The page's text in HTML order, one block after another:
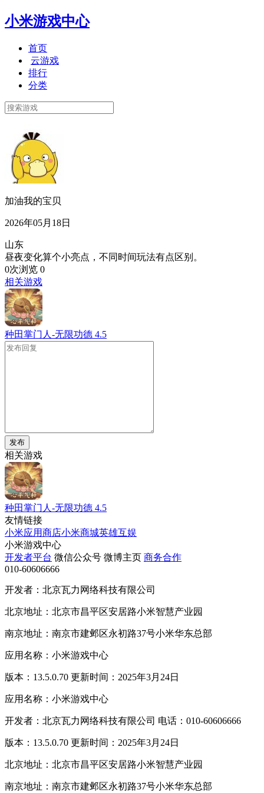
小米游戏中心
首页
云游戏
排行
分类
加油我的宝贝
2026年05月18日
山东
昼夜变化算个小亮点，不同时间玩法有点区别。
0次浏览 0
相关游戏
种田掌门人-无限功德 4.5
发布
相关游戏
种田掌门人-无限功德 4.5
友情链接
小米应用商店小米商城英雄互娱
小米游戏中心
开发者平台 微信公众号 微博主页 商务合作
010-60606666
开发者：北京瓦力网络科技有限公司
北京地址：北京市昌平区安居路小米智慧产业园
南京地址：南京市建邺区永初路37号小米华东总部
应用名称：小米游戏中心
版本：13.5.0.70 更新时间：2025年3月24日
应用名称：小米游戏中心
开发者：北京瓦力网络科技有限公司 电话：010-60606666
版本：13.5.0.70 更新时间：2025年3月24日
北京地址：北京市昌平区安居路小米智慧产业园
南京地址：南京市建邺区永初路37号小米华东总部